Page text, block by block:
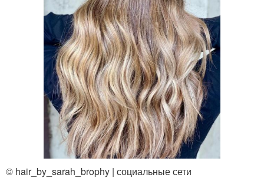
© hair_by_sarah_brophy | социальные сети